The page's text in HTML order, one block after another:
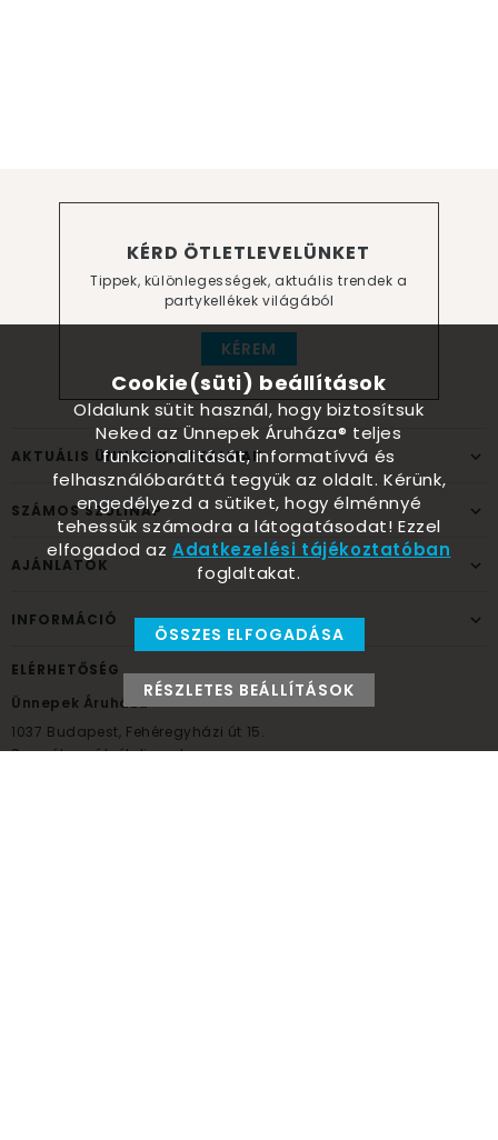
KÉRD ÖTLETLEVELÜNKET
Tippek, különlegességek, aktuális trendek a
partykellékek világából
KÉREM
AKTUÁLIS ÜNNEPEK, ALKALMAK
SZÁMOS SZÜLINAP
AJÁNLATOK
INFORMÁCIÓ
ELÉRHETŐSÉG
Ünnepek Áruháza
1037 Budapest, Fehéregyházi út 15.
Személyes átvételi pont
Cookie(süti) beállítások
Oldalunk sütit használ, hogy biztosítsuk
Neked az Ünnepek Áruháza® teljes
funkcionalitását, informatívvá és
felhasználóbaráttá tegyük az oldalt. Kérünk,
engedélyezd a sütiket, hogy élménnyé
tehessük számodra a látogatásodat! Ezzel
elfogadod azAdatkezelési tájékoztatóban
foglaltakat.
ÖSSZES ELFOGADÁSA
RÉSZLETES BEÁLLÍTÁSOK